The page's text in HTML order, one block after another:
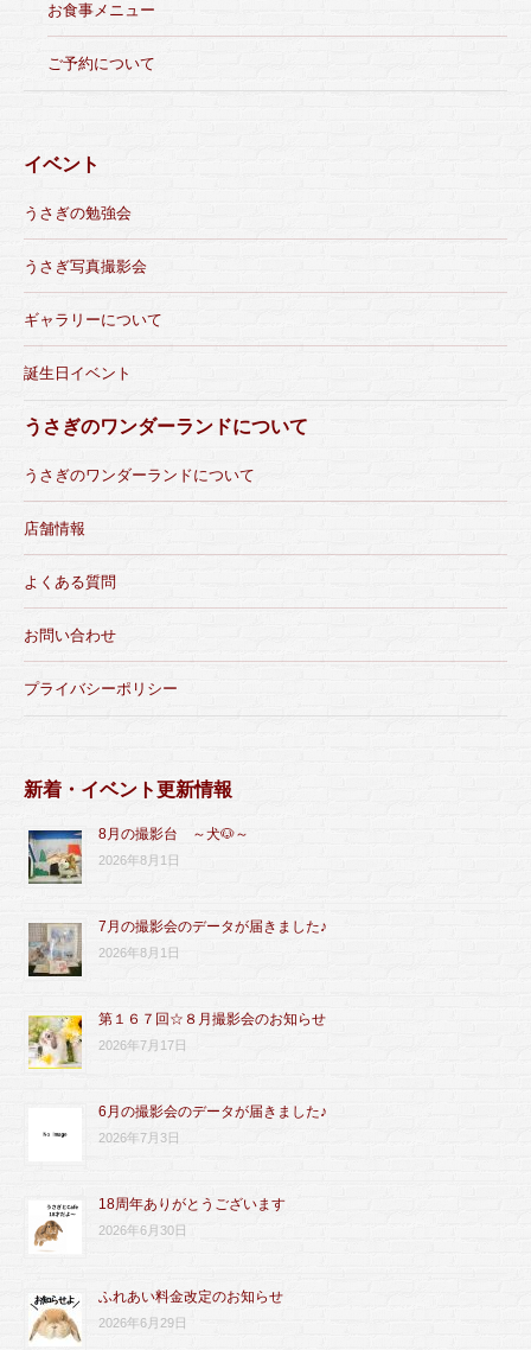
お食事メニュー
ご予約について
イベント
うさぎの勉強会
うさぎ写真撮影会
ギャラリーについて
誕生日イベント
うさぎのワンダーランドについて
うさぎのワンダーランドについて
店舗情報
よくある質問
お問い合わせ
プライバシーポリシー
新着・イベント更新情報
8月の撮影台 ～犬🐶～
2026年8月1日
7月の撮影会のデータが届きました♪
2026年8月1日
第１６７回☆８月撮影会のお知らせ
2026年7月17日
6月の撮影会のデータが届きました♪
2026年7月3日
18周年ありがとうございます
2026年6月30日
ふれあい料金改定のお知らせ
2026年6月29日